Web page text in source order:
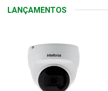
LANÇAMENTOS